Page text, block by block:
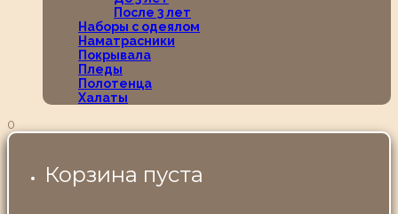
После 3 лет
Наборы с одеялом
Наматрасники
Покрывала
Пледы
Полотенца
Халаты
0
Корзина пуста